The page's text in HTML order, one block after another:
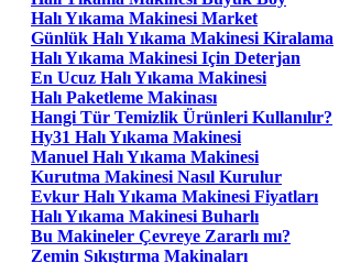
Halı Yıkama Makinesi Market
Günlük Halı Yıkama Makinesi Kiralama
Halı Yıkama Makinesi Için Deterjan
En Ucuz Halı Yıkama Makinesi
Halı Paketleme Makinası
Hangi Tür Temizlik Ürünleri Kullanılır?
Hy31 Halı Yıkama Makinesi
Manuel Halı Yıkama Makinesi
Kurutma Makinesi Nasıl Kurulur
Evkur Halı Yıkama Makinesi Fiyatları
Halı Yıkama Makinesi Buharlı
Bu Makineler Çevreye Zararlı mı?
Zemin Sıkıştırma Makinaları